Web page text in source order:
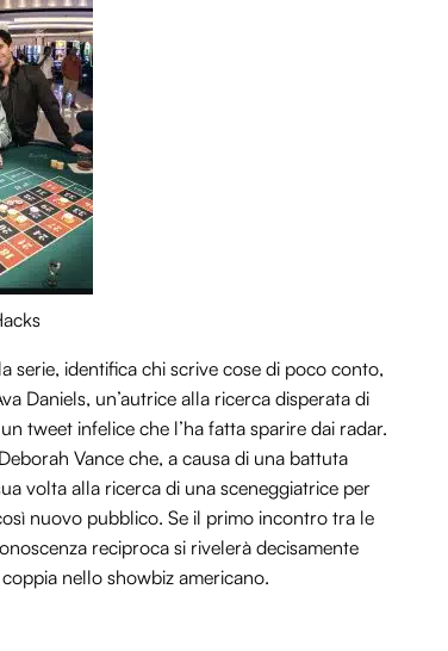
serie, identifica chi scrive cose di poco conto,
Daniels, un’autrice alla ricerca disperata di
tweet infelice che l’ha fatta sparire dai radar.
Vance che, a causa di una battuta
volta alla ricerca di una sceneggiatrice per
nuovo pubblico. Se il primo incontro tra le
reciproca si rivelerà decisamente
nello showbiz americano.